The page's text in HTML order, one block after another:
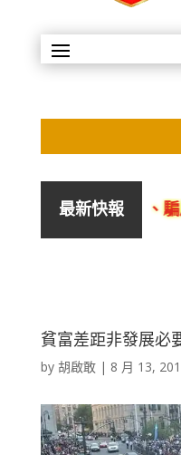
最新快報
售、呃人、騙局、黑店
貧富差距非發展必
by 胡啟敢| 8 月 13,